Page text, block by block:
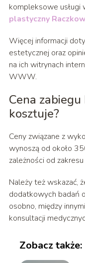
kompleksowe usługi
plastyczny
Więcej informacji
estetycznej oraz
na ich witrynach
WWW.
Cena
kosztuje?
Ceny związane z
wynoszą od około
zależności od
Należy też wskazać,
dodatkowych badań
osobno, między
konsultacji
Zobacz także: